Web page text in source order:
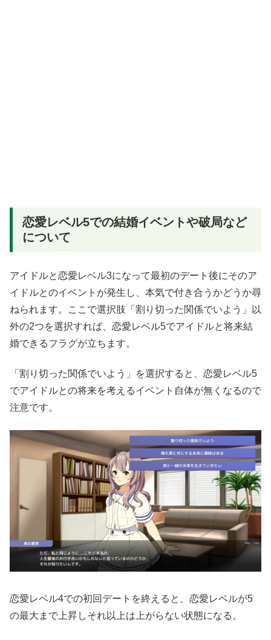
恋愛レベル5での結婚イベントや破局など
について
アイドルと恋愛レベル3になって最初のデート後にそのア
イドルとのイベントが発生し、本気で付き合うかどうか尋
ねられます。ここで選択肢「割り切った関係でいよう」以
外の2つを選択すれば、恋愛レベル5でアイドルと将来結
婚できるフラグが立ちます。
「割り切った関係でいよう」を選択すると、恋愛レベル5
でアイドルとの将来を考えるイベント自体が無くなるので
注意です。
恋愛レベル4での初回デートを終えると、恋愛レベルが5
の最大まで上昇しそれ以上は上がらない状態になる。